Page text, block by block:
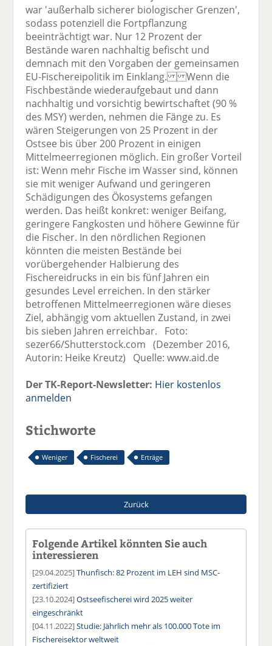
war 'außerhalb sicherer biologischer Grenzen',
sodass potenziell die Fortpflanzung
beeinträchtigt war. Nur 12 Prozent der
Bestände waren nachhaltig befischt und
demnach mit den Vorgaben der gemeinsamen
EU-Fischereipolitik im Einklang. Wenn die
Fischbestände wiederaufgebaut und dann
nachhaltig und vorsichtig bewirtschaftet (90 %
des MSY) werden, nehmen die Fänge zu. Es
wären Steigerungen von 25 Prozent in der
Ostsee bis über 200 Prozent in einigen
Mittelmeerregionen möglich. Ein großer Vorteil
ist: Wenn mehr Fische im Wasser sind, können
sie mit weniger Aufwand und geringeren
Schädigungen des Ökosystems gefangen
werden. Das heißt konkret: weniger Beifang,
geringere Fangkosten und höhere Gewinne für
die Fischer. In den nördlichen Regionen
könnten die meisten Bestände bei
vorübergehender Halbierung des
Fischereidrucks in ein bis fünf Jahren ein
gesundes Level erreichen. In den stärker
betroffenen Mittelmeerregionen wäre dieses
Ziel, abhängig vom aktuellen Zustand, in zwei
bis sieben Jahren erreichbar. Foto:
sezer66/Shutterstock.com (Dezember 2016,
Autorin: Heike Kreutz) Quelle: www.aid.de
Der TK-Report-Newsletter: Hier kostenlos
anmelden
Stichworte
Weniger Fischerei Erträge
Zurück
Folgende Artikel könnten Sie auch
interessieren
[29.04.2025]Thunfisch: 82 Prozent im LEH sind MSC-
zertifiziert
[23.10.2024]Ostseefischerei wird 2025 weiter
eingeschränkt
[04.11.2022]Studie: Jährlich mehr als 100.000 Tote im
Fischereisektor weltweit